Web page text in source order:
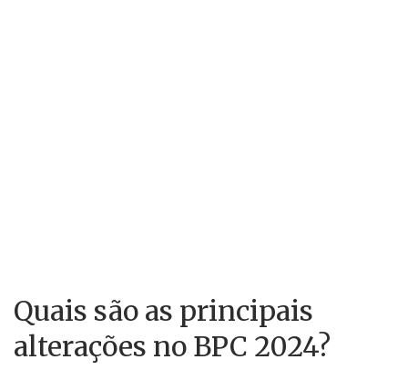
Quais são as principais
alterações no BPC 2024?